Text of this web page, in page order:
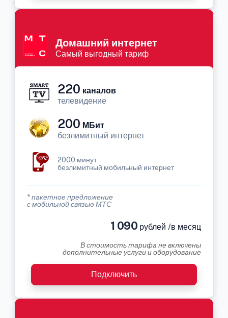
Домашний интернет
Самый выгодный тариф
220 каналов
телевидение
200 МБит
безлимитный интернет
2000 минут
безлимитный мобильный интернет
* пакетное предложение
с мобильной связью МТС
1 090 рублей /в месяц
В стоимость тарифа не включены
дополнительные услуги и оборудование
Подключить